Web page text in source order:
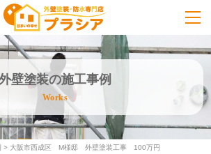
壁塗装の施工事例
Works
> 大阪市西成区 M様邸 外壁塗装工事 100万円